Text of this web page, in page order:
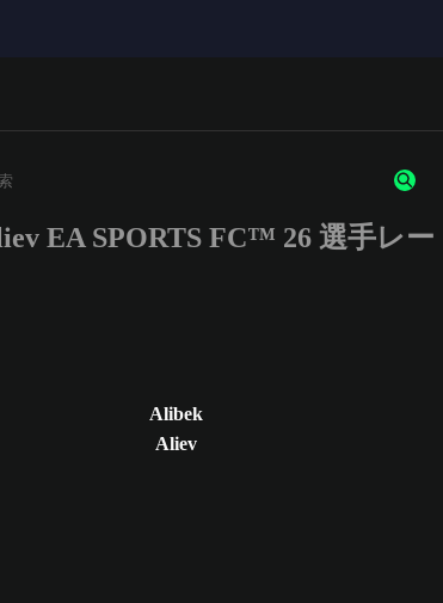
字以上の文字または数字を入力してください。
EA SPORTS FC™ 26 選手レー
Alibek
Aliev